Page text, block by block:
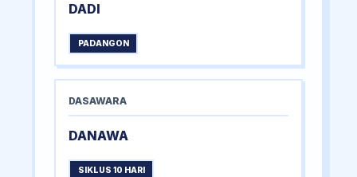
DADI
PADANGON
DASAWARA
DANAWA
SIKLUS 10 HARI